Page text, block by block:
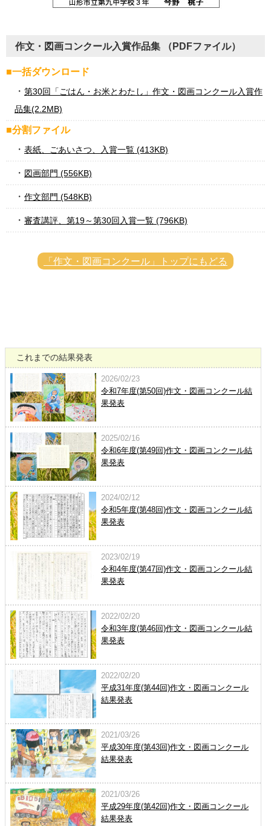
作文・図画コンクール入賞作品集 （PDFファイル）
■一括ダウンロード
第30回「ごはん・お米とわたし」作文・図画コンクール入賞作
品集(2.2MB)
■分割ファイル
表紙、ごあいさつ、入賞一覧 (413KB)
図画部門 (556KB)
作文部門 (548KB)
審査講評、第19～第30回入賞一覧 (796KB)
「作文・図画コンクール」トップにもどる
これまでの結果発表
2026/02/23
令和7年度(第50回)作文・図画コンクール結
果発表
2025/02/16
令和6年度(第49回)作文・図画コンクール結
果発表
2024/02/12
令和5年度(第48回)作文・図画コンクール結
果発表
2023/02/19
令和4年度(第47回)作文・図画コンクール結
果発表
2022/02/20
令和3年度(第46回)作文・図画コンクール結
果発表
2022/02/20
平成31年度(第44回)作文・図画コンクール
結果発表
2021/03/26
平成30年度(第43回)作文・図画コンクール
結果発表
2021/03/26
平成29年度(第42回)作文・図画コンクール
結果発表